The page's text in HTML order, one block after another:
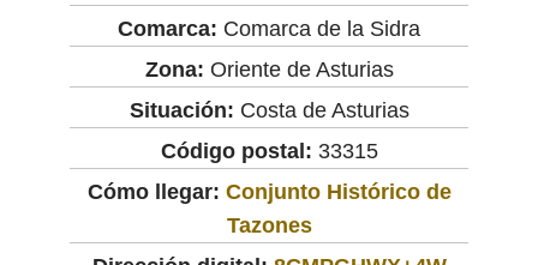
Comarca: Comarca de la Sidra
Zona: Oriente de Asturias
Situación: Costa de Asturias
Código postal: 33315
Cómo llegar: Conjunto Histórico de
Tazones